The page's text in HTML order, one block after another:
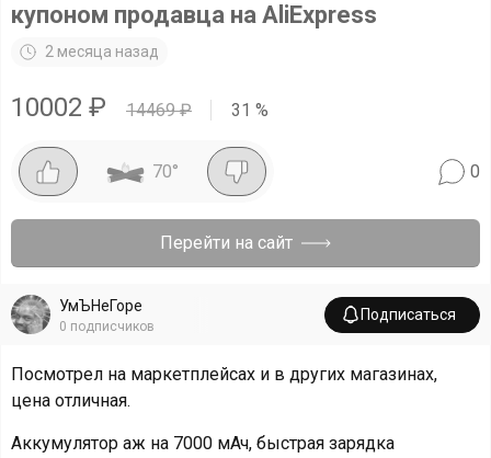
купоном продавца на AliExpress
2 месяца назад
10002 ₽ 14469₽ 31 %
70° 0
Перейти на сайт
УмЪНеГоре
0 подписчиков
Подписаться
Посмотрел на маркетплейсах и в других магазинах,
цена отличная.
Аккумулятор аж на 7000 мАч, быстрая зарядка